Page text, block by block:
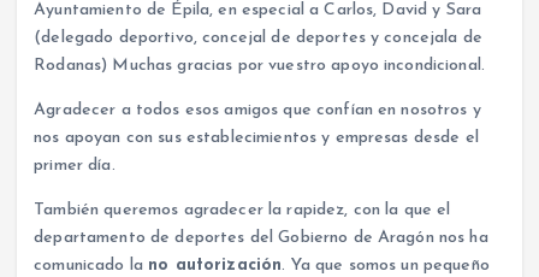
Ayuntamiento de Épila, en especial a Carlos, David y Sara
(delegado deportivo, concejal de deportes y concejala de
Rodanas) Muchas gracias por vuestro apoyo incondicional.
Agradecer a todos esos amigos que confían en nosotros y
nos apoyan con sus establecimientos y empresas desde el
primer día.
También queremos agradecer la rapidez, con la que el
departamento de deportes del Gobierno de Aragón nos ha
comunicado la no autorización. Ya que somos un pequeño